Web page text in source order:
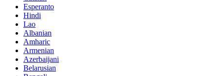
Esperanto
Hindi
Lao
Albanian
Amharic
Armenian
Azerbaijani
Belarusian